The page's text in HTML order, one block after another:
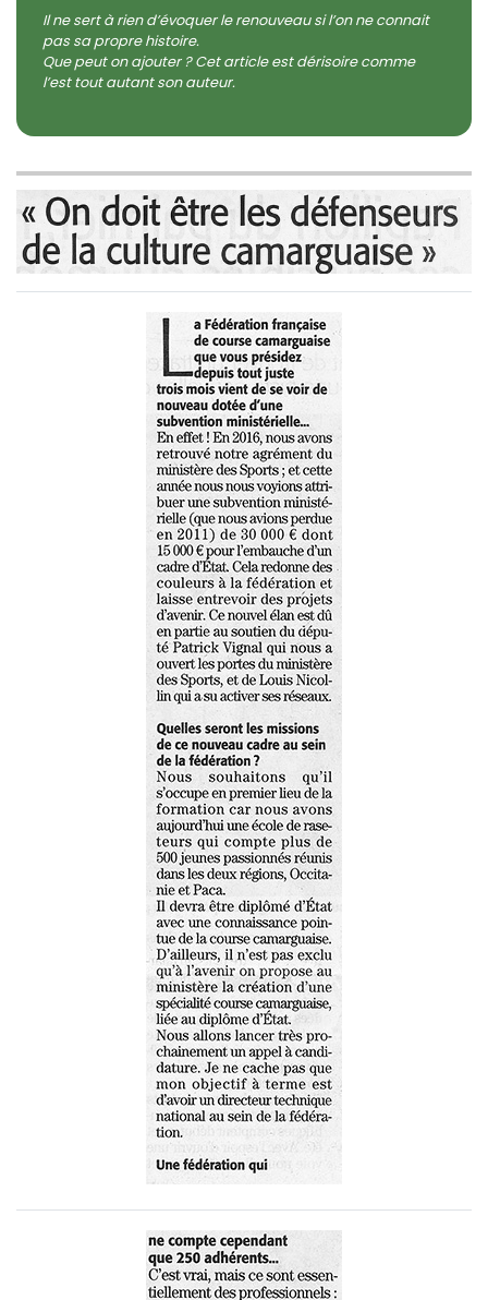
Il ne sert à rien d’évoquer le renouveau si l’on ne connait
pas sa propre histoire.
Que peut on ajouter ? Cet article est dérisoire comme
l’est tout autant son auteur.